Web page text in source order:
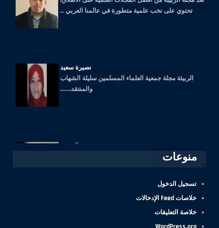
تحتوي على نخب علمية متطورة في عالمنا العربي ...
الربيئة مجلة جمعية العلماء المسلمين سليلة الشهاب
والمنتقد،......
سوسن الزعبي
مجلة محترمة، مواضيعها قيّمة نشكر القائمين عليها،
منوعات
تسجيل الدخول
خلاصات Feed الإدخالات
خلاصة التعليقات